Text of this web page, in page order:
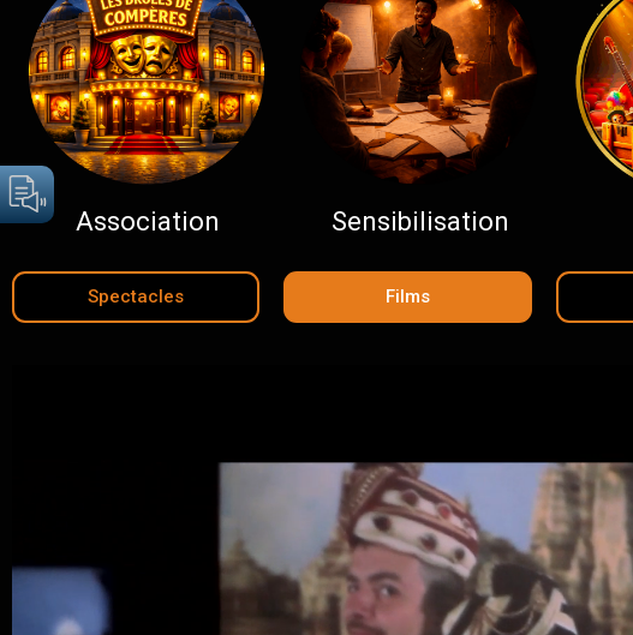
Association Sensibilisation
Spectacles Films